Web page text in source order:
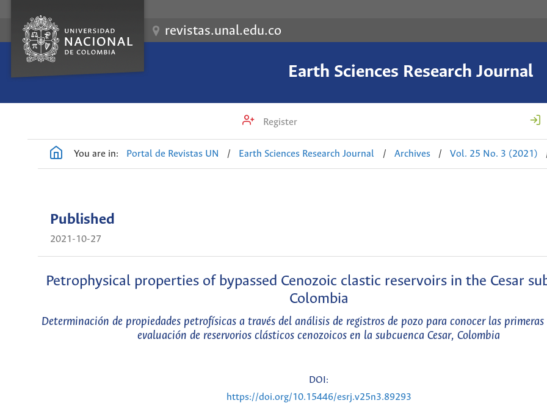
revistas.unal.edu.co
Earth Sciences Research Journal
Register
You are in: Portal de Revistas UN / Earth Sciences Research Journal / Archives / Vol. 25 No. 3 (2021)
Published
2021-10-27
Petrophysical properties of bypassed Cenozoic clastic reservoirs in the Cesar
Colombia
Determinación de propiedades petrofísicas a través del análisis de registros de pozo para conocer las primeras
evaluación de reservorios clásticos cenozoicos en la subcuenca Cesar, Colombia
DOI:
https://doi.org/10.15446/esrj.v25n3.89293